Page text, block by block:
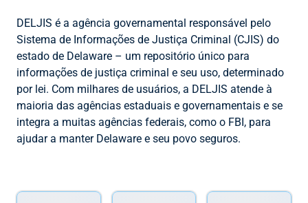
DELJIS é a agência governamental responsável pelo
Sistema de Informações de Justiça Criminal (CJIS) do
estado de Delaware – um repositório único para
informações de justiça criminal e seu uso, determinado
por lei. Com milhares de usuários, a DELJIS atende à
maioria das agências estaduais e governamentais e se
integra a muitas agências federais, como o FBI, para
ajudar a manter Delaware e seu povo seguros.